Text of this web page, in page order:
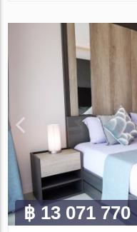
฿ 13 071 770